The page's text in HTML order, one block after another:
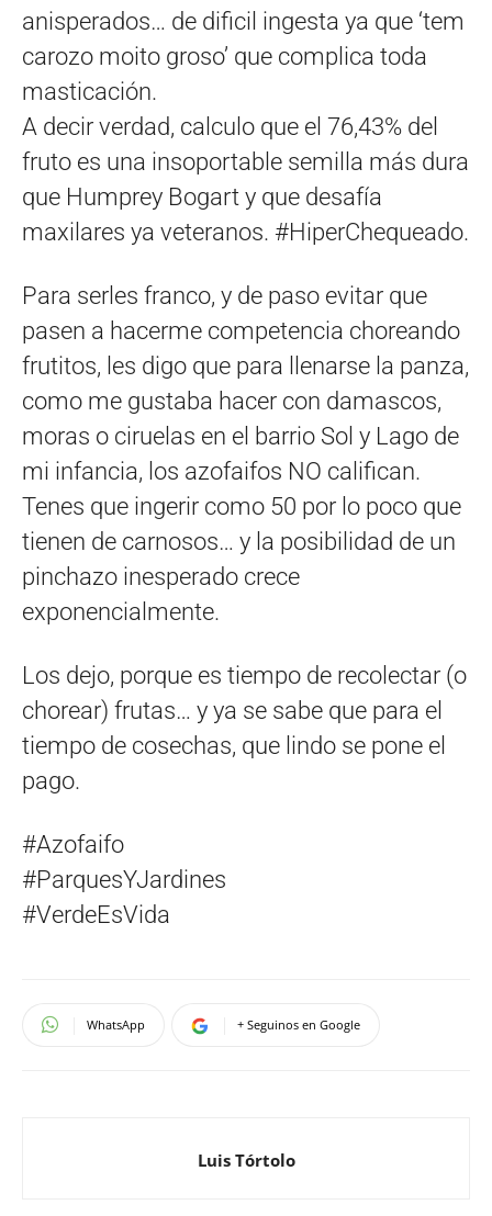
anisperados… de dificil ingesta ya que ‘tem
carozo moito groso’ que complica toda
masticación.
A decir verdad, calculo que el 76,43% del
fruto es una insoportable semilla más dura
que Humprey Bogart y que desafía
maxilares ya veteranos. #HiperChequeado.
Para serles franco, y de paso evitar que
pasen a hacerme competencia choreando
frutitos, les digo que para llenarse la panza,
como me gustaba hacer con damascos,
moras o ciruelas en el barrio Sol y Lago de
mi infancia, los azofaifos NO califican.
Tenes que ingerir como 50 por lo poco que
tienen de carnosos… y la posibilidad de un
pinchazo inesperado crece
exponencialmente.
Los dejo, porque es tiempo de recolectar (o
chorear) frutas… y ya se sabe que para el
tiempo de cosechas, que lindo se pone el
pago.
#Azofaifo
#ParquesYJardines
#VerdeEsVida
WhatsApp + Seguinos en Google
Luis Tórtolo